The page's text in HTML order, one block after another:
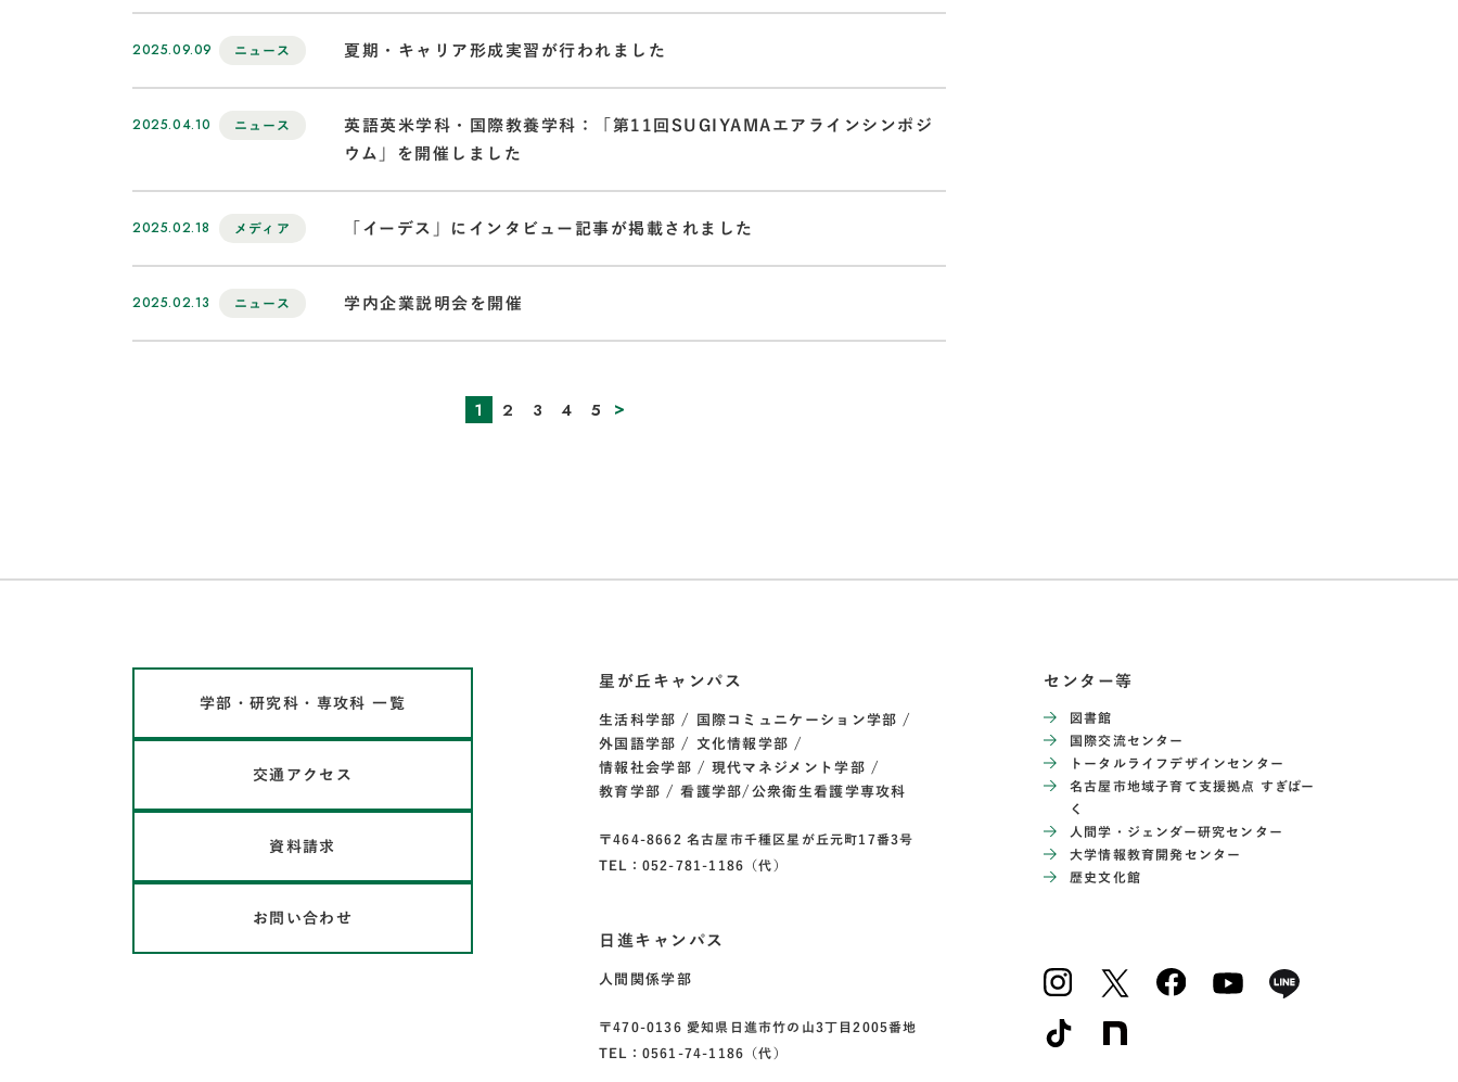
2025.09.09 ニュース 夏期・キャリア形成実習が行われました
2025.04.10 ニュース
英語英米学科・国際教養学科：「第11回SUGIYAMAエアラインシンポジ
ウム」を開催しました
2025.02.18 メディア 「イーデス」にインタビュー記事が掲載されました
2025.02.13 ニュース 学内企業説明会を開催
1 2 3 4 5 >
学部・研究科・専攻科 一覧
交通アクセス
資料請求
お問い合わせ
星が丘キャンパス
生活科学部
国際コミュニケーション学部
外国語学部
文化情報学部
情報社会学部
現代マネジメント学部
教育学部
看護学部/公衆衛生看護学専攻科
〒464-8662 名古屋市千種区星が丘元町17番3号
TEL：052-781-1186（代）
日進キャンパス
人間関係学部
〒470-0136 愛知県日進市竹の山3丁目2005番地
TEL：0561-74-1186（代）
センター等
図書館
国際交流センター
トータルライフデザインセンター
名古屋市地域子育て支援拠点 すぎぱー
く
人間学・ジェンダー研究センター
大学情報教育開発センター
歴史文化館